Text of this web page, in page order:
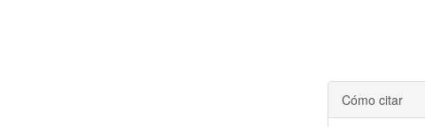
Cómo citar